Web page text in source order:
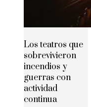
Los teatros que
sobrevivieron
incendios y
guerras con
actividad
continua